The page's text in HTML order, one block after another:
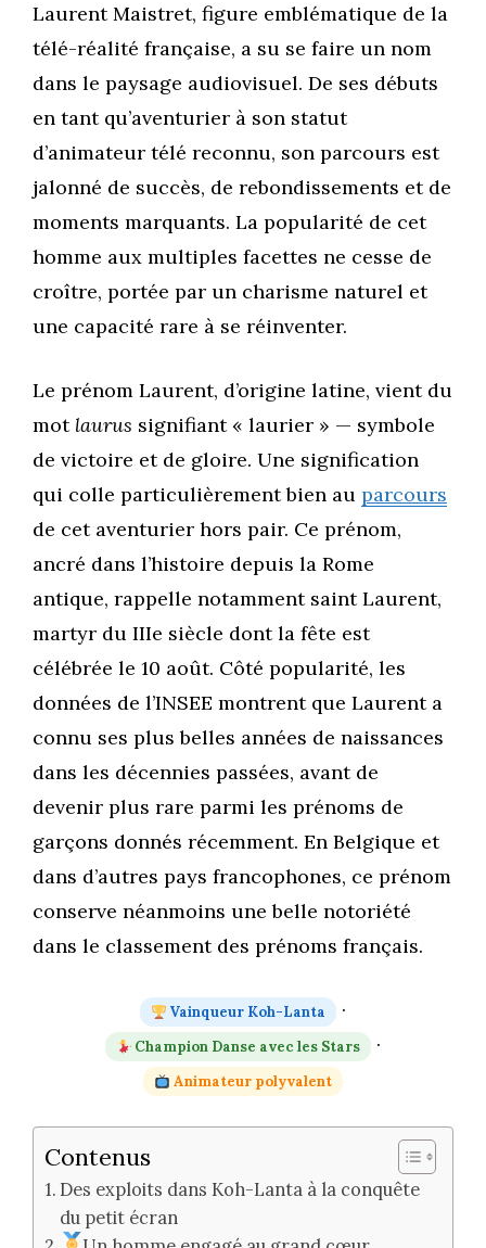
Laurent Maistret, figure emblématique de la
télé-réalité française, a su se faire un nom
dans le paysage audiovisuel. De ses débuts
en tant qu’aventurier à son statut
d’animateur télé reconnu, son parcours est
jalonné de succès, de rebondissements et de
moments marquants. La popularité de cet
homme aux multiples facettes ne cesse de
croître, portée par un charisme naturel et
une capacité rare à se réinventer.
Le prénom Laurent, d’origine latine, vient du
mot laurus signifiant « laurier » — symbole
de victoire et de gloire. Une signification
qui colle particulièrement bien au parcours
de cet aventurier hors pair. Ce prénom,
ancré dans l’histoire depuis la Rome
antique, rappelle notamment saint Laurent,
martyr du IIIe siècle dont la fête est
célébrée le 10 août. Côté popularité, les
données de l’INSEE montrent que Laurent a
connu ses plus belles années de naissances
dans les décennies passées, avant de
devenir plus rare parmi les prénoms de
garçons donnés récemment. En Belgique et
dans d’autres pays francophones, ce prénom
conserve néanmoins une belle notoriété
dans le classement des prénoms français.
Vainqueur Koh-Lanta ·
Champion Danse avec les Stars ·
Animateur polyvalent
Contenus
Des exploits dans Koh-Lanta à la conquête
du petit écran